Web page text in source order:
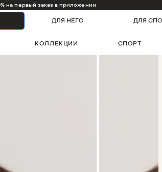
1000 бонусов на первый заказ
ДЛЯ НЕГО ДЛЯ
КОЛЛЕКЦИИ СПОРТ